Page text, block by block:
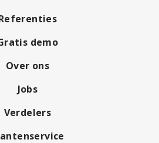
demo
Over ons
Jobs
Verdelers